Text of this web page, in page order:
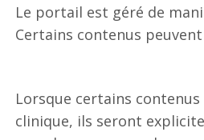
Le portail est géré de
Certains contenus
Lorsque certains
clinique, ils seront